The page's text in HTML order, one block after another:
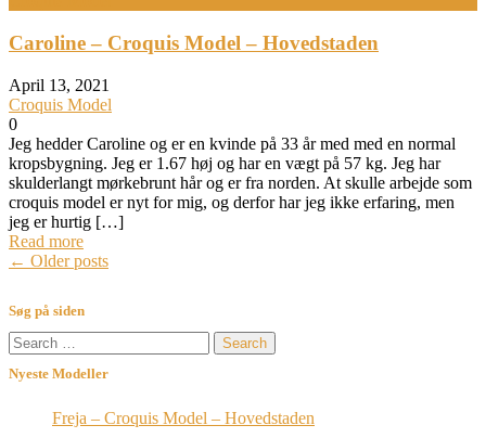
Caroline – Croquis Model – Hovedstaden
April 13, 2021
Croquis Model
0
Jeg hedder Caroline og er en kvinde på 33 år med med en normal
kropsbygning. Jeg er 1.67 høj og har en vægt på 57 kg. Jeg har
skulderlangt mørkebrunt hår og er fra norden. At skulle arbejde som
croquis model er nyt for mig, og derfor har jeg ikke erfaring, men
jeg er hurtig […]
Read more
Posts
navigation
← Older posts
Søg på siden
Search
for:
Nyeste Modeller
Freja – Croquis Model – Hovedstaden